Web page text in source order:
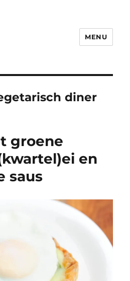
MENU
diner
groene
en
saus